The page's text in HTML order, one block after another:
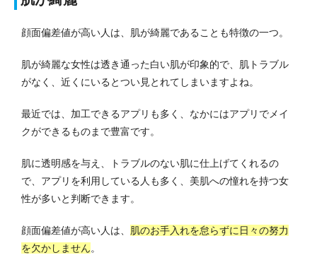
顔面偏差値が高い人は、肌が綺麗であることも特徴の一つ。
肌が綺麗な女性は透き通った白い肌が印象的で、肌トラブル
がなく、近くにいるとつい見とれてしまいますよね。
最近では、加工できるアプリも多く、なかにはアプリでメイ
クができるものまで豊富です。
肌に透明感を与え、トラブルのない肌に仕上げてくれるの
で、アプリを利用している人も多く、美肌への憧れを持つ女
性が多いと判断できます。
顔面偏差値が高い人は、 肌のお手入れを怠らずに日々の努力
を欠かしません。